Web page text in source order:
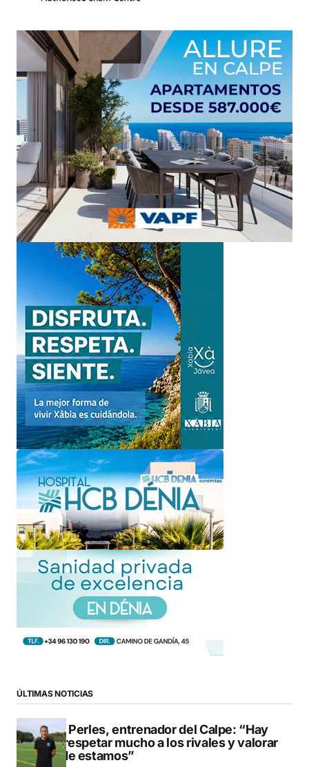
ÚLTIMAS NOTICIAS
Pere Perles, entrenador del Calpe: “Hay
que respetar mucho a los rivales y valorar
dónde estamos”